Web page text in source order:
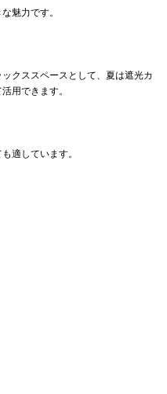
魅力です。
クススペースとして、夏は遮光カ
用できます。
適しています。